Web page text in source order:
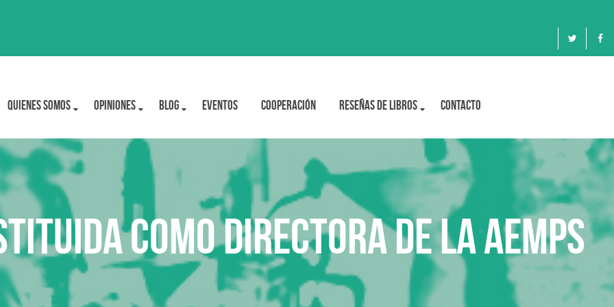
Quienes Somos OPINIONES BLOG Eventos Cooperación Reseñas de libros Contacto
como directora de la AEMPS